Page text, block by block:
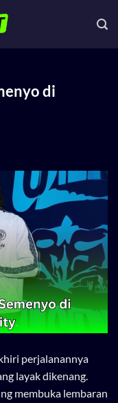
di
perjalanannya
layak dikenang.
membuka lembaran